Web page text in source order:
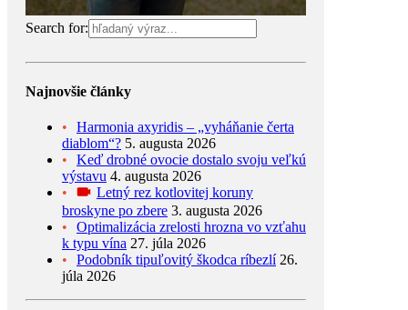
Search for:
Najnovšie články
Harmonia axyridis – „vyháňanie čerta
diablom“? 5. augusta 2026
Keď drobné ovocie dostalo svoju veľkú
výstavu 4. augusta 2026
Letný rez kotlovitej koruny
broskyne po zbere 3. augusta 2026
Optimalizácia zrelosti hrozna vo vzťahu
k typu vína 27. júla 2026
Podobník tipuľovitý škodca ríbezlí 26.
júla 2026